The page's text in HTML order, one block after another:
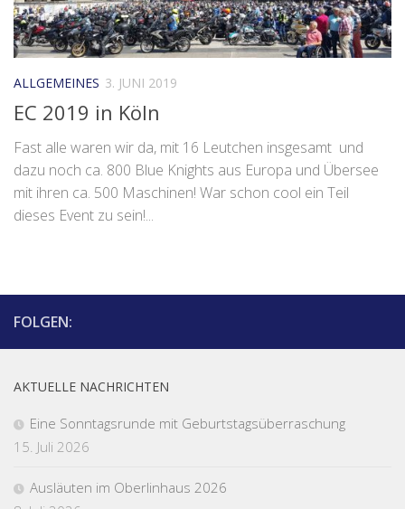
ALLGEMEINES 3. JUNI 2019
EC 2019 in Köln
Fast alle waren wir da, mit 16 Leutchen insgesamt und
dazu noch ca. 800 Blue Knights aus Europa und Übersee
mit ihren ca. 500 Maschinen! War schon cool ein Teil
dieses Event zu sein!...
FOLGEN:
AKTUELLE NACHRICHTEN
Eine Sonntagsrunde mit Geburtstagsüberraschung
15. Juli 2026
Ausläuten im Oberlinhaus 2026